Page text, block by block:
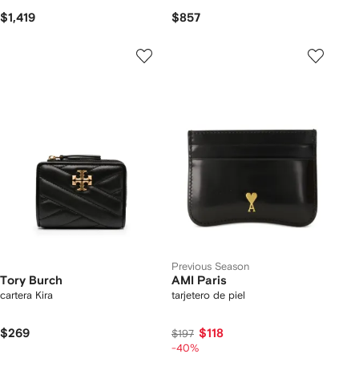
$1,419 $857
Tory Burch
cartera Kira
$269
Previous Season
AMI Paris
tarjetero de piel
$197 $118
-40%